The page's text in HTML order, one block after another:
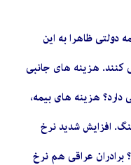
دولتی ظاهرا به این
کنند. هزینه های جانبی
هزینه های بیمه،
افزایش شدید نرخ
برادران عراقی هم نرخ